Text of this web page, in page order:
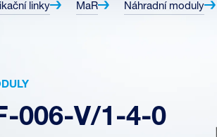
linky MaR Náhradní moduly
006-V/1-4-0